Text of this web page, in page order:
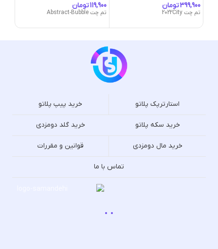
تومان
تم چت 2022City
تومان
تم چت Abstract-Bubble
استارترپک پلاتو خرید پیپ پلاتو
خرید سکه پلاتو خرید گلد دومزدی
خرید مال دومزدی قوانین و مقررات
تماس با ما